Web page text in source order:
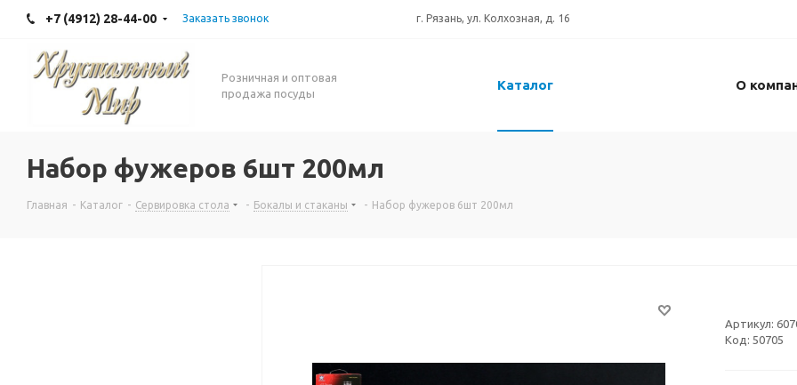
+7 (4912) 28-44-00 Заказать звонок г. Рязань, ул. Колхозная, д. 16
Розничная и оптовая
продажа посуды
Каталог О
Набор фужеров 6шт 200мл
Главная - Каталог - Сервировка стола - Бокалы и стаканы - Набор фужеров 6шт 200мл
Артикул:
Код: 50705